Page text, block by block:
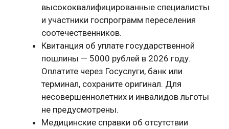
высококвалифицированные специалисты
и участники госпрограмм переселения
соотечественников.
Квитанция об уплате государственной
пошлины — 5000 рублей в 2026 году.
Оплатите через Госуслуги, банк или
терминал, сохраните оригинал. Для
несовершеннолетних и инвалидов льготы
не предусмотрены.
Медицинские справки об отсутствии